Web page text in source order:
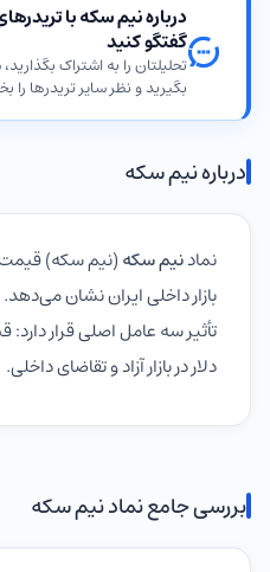
درباره نیم سکه با
گفتگو کنید
تحلیلتان را به اشتراک
بگیرید و نظر سایر تریدرها را
درباره نیم سکه
نمادنیم سکه(نیم سکه) قیمت
بازار داخلی ایران نشان
تأثیر سه عامل اصلی قرار
دلار در بازار آزاد و تقاضای داخلی.
بررسی جامع نماد نیم سکه